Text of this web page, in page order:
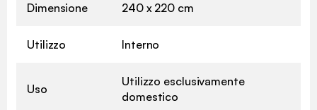
Dimensione 240 x 220 cm
Utilizzo Interno
Uso
Utilizzo esclusivamente
domestico